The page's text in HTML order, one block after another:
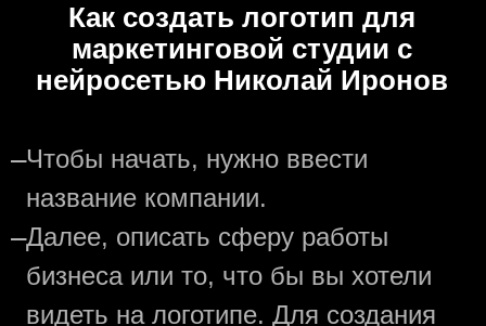
Как создать логотип для
маркетинговой студии с
нейросетью Николай Иронов
—Чтобы начать, нужно ввести
название компании.
—Далее, описать сферу работы
бизнеса или то, что бы вы хотели
видеть на логотипе. Для создания